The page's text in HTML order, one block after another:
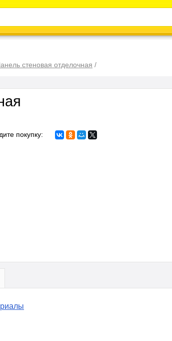
стеновая отделочная /
покупку: